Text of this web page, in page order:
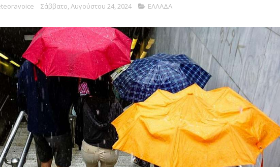
Σάββατο, Αυγούστου 24, 2024 ΕΛΛΑΔΑ